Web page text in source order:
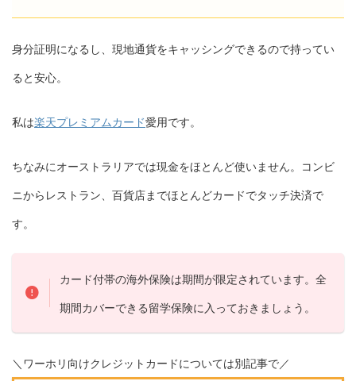
身分証明になるし、現地通貨をキャッシングできるので持ってい
ると安心。
私は楽天プレミアムカード愛用です。
ちなみにオーストラリアでは現金をほとんど使いません。コンビ
ニからレストラン、百貨店までほとんどカードでタッチ決済で
す。
カード付帯の海外保険は期間が限定されています。全
期間カバーできる留学保険に入っておきましょう。
＼ワーホリ向けクレジットカードについては別記事で／